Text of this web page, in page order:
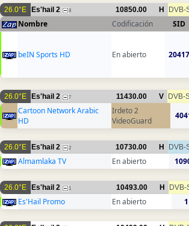
26.0°E Es'hail 2 8 10850.00 H DVB-
Nombre Codificación SID
beIN Sports HD En abierto 20417
26.0°E Es'hail 2 7 11430.00 V DVB-
Cartoon Network Arabic
HD
Irdeto 2
VideoGuard
26.0°E Es'hail 2 2 10730.00 H DVB-
Almamlaka TV En abierto
26.0°E Es'hail 2 1 10493.00 H DVB-
Es'Hail Promo En abierto 1